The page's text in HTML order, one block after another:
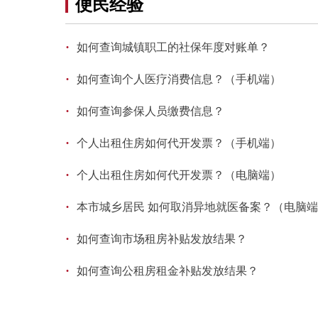
便民经验
· 如何查询城镇职工的社保年度对账单？
· 如何查询个人医疗消费信息？（手机端）
· 如何查询参保人员缴费信息？
· 个人出租住房如何代开发票？（手机端）
· 个人出租住房如何代开发票？（电脑端）
· 本市城乡居民 如何取消异地就医备案？（电脑
· 如何查询市场租房补贴发放结果？
· 如何查询公租房租金补贴发放结果？